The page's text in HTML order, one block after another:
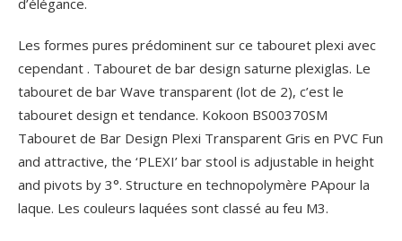
d’élégance.
Les formes pures prédominent sur ce tabouret plexi avec
cependant . Tabouret de bar design saturne plexiglas. Le
tabouret de bar Wave transparent (lot de 2), c’est le
tabouret design et tendance. Kokoon BS00370SM
Tabouret de Bar Design Plexi Transparent Gris en PVC Fun
and attractive, the ‘PLEXI’ bar stool is adjustable in height
and pivots by 3°. Structure en technopolymère PApour la
laque. Les couleurs laquées sont classé au feu M3.